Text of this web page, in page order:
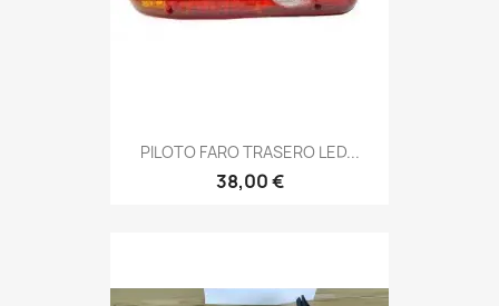
PILOTO FARO TRASERO LED...
38,00 €